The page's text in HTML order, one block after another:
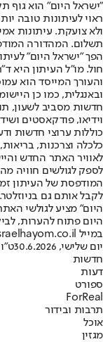
"ישראל היום" הוא גוף
ראוי לעיתונות טובה
ולא צועקת. עיתונות
הפך "ישראל היום"
חול. מו"ל העיתון היא
והעורך המייסד הוא
חדשות מסביב לשעון,
וידיאו, פודקאסטים
כוללות ערוצי חדשות
לאוויר האתר החדש
לספק לגולשים חוויה
המודפסת של העיתון
לקבל אותם גם
היום" מציע לגולשי
היום פתוח להערות,
במייל hayom@israelhayom.co.il.
יום שלישי, 30.6.2026
חדשות
דעות
ספורט
ForReal
תרבות ובידור
אוכל
מגזין